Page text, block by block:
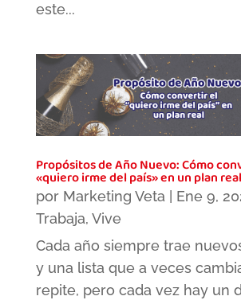
este...
Propósitos de Año Nuevo: Cómo
«quiero irme del país» en un plan
por Marketing Veta Ene 9,
Trabaja, Vive
Cada año siempre trae
y una lista que a veces
repite, pero cada vez hay un